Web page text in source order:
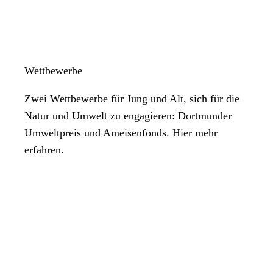
Wettbewerbe
Zwei Wettbewerbe für Jung und Alt, sich für die
Natur und Umwelt zu engagieren: Dortmunder
Umweltpreis und Ameisenfonds. Hier mehr
erfahren.